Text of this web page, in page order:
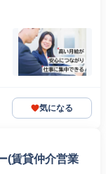
気になる
(賃貸仲介営業